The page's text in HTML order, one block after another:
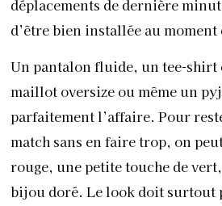
déplacements de dernière
d’être bien installée au moment
Un pantalon fluide, un tee-
maillot oversize ou même un
parfaitement l’affaire. Pour
match sans en faire trop, on
rouge, une petite touche de
bijou doré. Le look doit surtout